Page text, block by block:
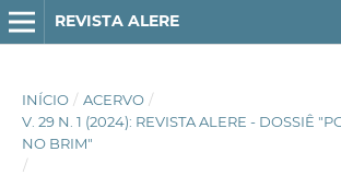
REVISTA ALERE
INÍCIO / ACERVO /
V. 29 N. 1 (2024): REVISTA ALERE - DOSSIÊ
NO BRIM"
/